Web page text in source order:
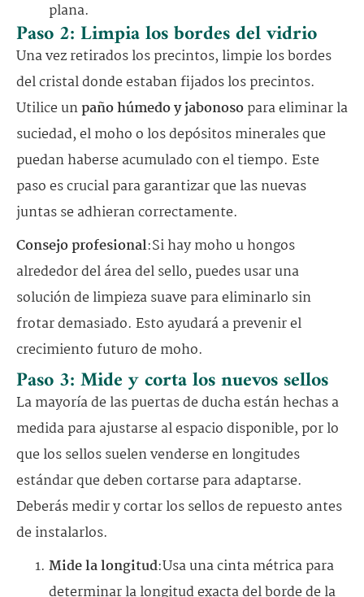
plana.
Paso 2: Limpia los bordes del vidrio
Una vez retirados los precintos, limpie los bordes
del cristal donde estaban fijados los precintos.
Utilice unpaño húmedo y jabonosopara eliminar la
suciedad, el moho o los depósitos minerales que
puedan haberse acumulado con el tiempo. Este
paso es crucial para garantizar que las nuevas
juntas se adhieran correctamente.
Consejo profesional:Si hay moho u hongos
alrededor del área del sello, puedes usar una
solución de limpieza suave para eliminarlo sin
frotar demasiado. Esto ayudará a prevenir el
crecimiento futuro de moho.
Paso 3: Mide y corta los nuevos sellos
La mayoría de las puertas de ducha están hechas a
medida para ajustarse al espacio disponible, por lo
que los sellos suelen venderse en longitudes
estándar que deben cortarse para adaptarse.
Deberás medir y cortar los sellos de repuesto antes
de instalarlos.
Mide la longitud:Usa una cinta métrica para
determinar la longitud exacta del borde de la